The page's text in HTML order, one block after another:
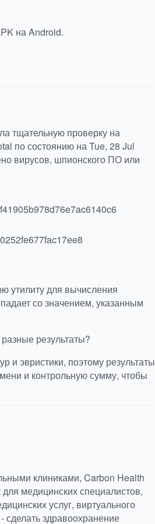
на Android.
тщательную проверку на
по состоянию на Tue, 28 Jul
вирусов, шпионского ПО или
утилиту для вычисления
со значением, указанным
результаты?
и эвристики, поэтому результаты
и контрольную сумму, чтобы
клиниками, Carbon Health
медицинских специалистов,
услуг, виртуального
здравоохранение